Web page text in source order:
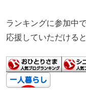
ランキングに参加中
応援していただける